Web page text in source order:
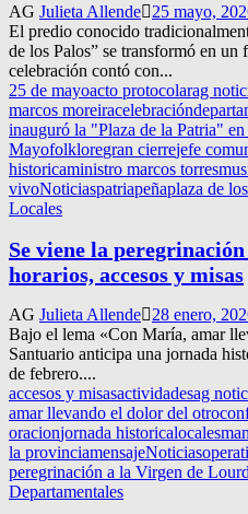
AG Julieta Allende 25 mayo,
El predio conocido
de los Palos” se transformó en
celebración contó con...
25 de mayoacto protocolarag
marcos moreiracelebración
inauguró la "Plaza de la Patria"
Mayofolkloregran cierrejefe
historicaministro marcos torres
vivoNoticiaspatriapeñaplaza de
Locales
Se viene la
horarios, accesos y misas
AG Julieta Allende 28 enero,
Bajo el lema «Con María, amar
Santuario anticipa una jornada
de febrero....
accesos y misasactividadesag
amar llevando el dolor del otro
oracionjornada historicalocales
la provinciamensajeNoticias
peregrinación a la Virgen de
Departamentales